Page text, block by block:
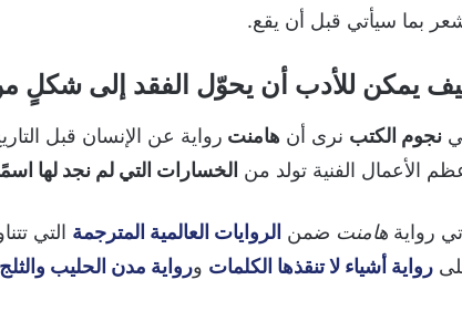
بما سيأتي قبل أن يقع.
يمكن للأدب أن يحوّل الفقد إلى شكلٍ
نجوم الكتب نرى أن هامنت رواية عن الإنسان قبل
الأعمال الفنية تولد من الخسارات التي لم نجد لها
رواية هامنت ضمن الروايات العالمية المترجمة التي
رواية أشياء لا تنقذها الكلمات ورواية مدن الحليب والثلج